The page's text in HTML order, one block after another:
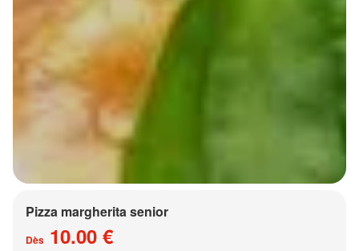
Pizza margherita senior
Dès 10.00 €